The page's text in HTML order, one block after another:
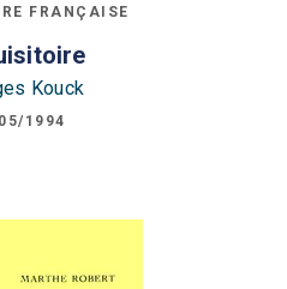
FRANÇAISE
Kouck
1994